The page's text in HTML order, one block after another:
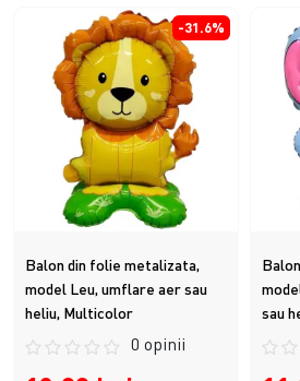
-31.6%
Balon din folie metalizata,
model Leu, umflare aer sau
heliu, Multicolor
0 opinii
sau